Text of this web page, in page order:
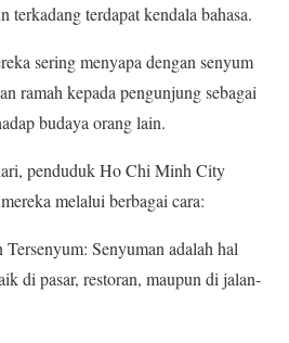
terkadang terdapat kendala bahasa.
sering menyapa dengan senyum
ramah kepada pengunjung sebagai
budaya orang lain.
penduduk Ho Chi Minh City
melalui berbagai cara:
Senyuman adalah hal
di pasar, restoran, maupun di jalan-